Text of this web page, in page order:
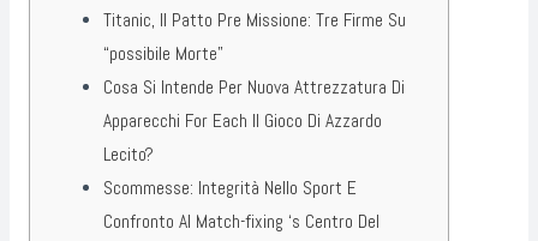
Titanic, Il Patto Pre Missione: Tre Firme Su
“possibile Morte”
Cosa Si Intende Per Nuova Attrezzatura Di
Apparecchi For Each Il Gioco Di Azzardo
Lecito?
Scommesse: Integrità Nello Sport E
Confronto Al Match-fixing ‘s Centro Del